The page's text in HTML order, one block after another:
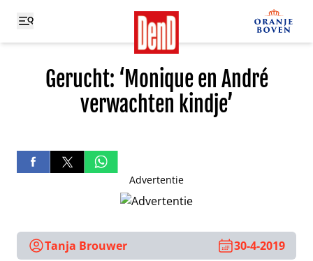
Gerucht: ‘Monique en André
verwachten kindje’
Advertentie
Tanja Brouwer 30-4-2019